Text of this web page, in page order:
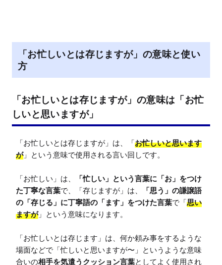
「お忙しいとは存じますが」の意味と使い
方
「お忙しいとは存じますが」の意味は「お忙
しいと思いますが」
「お忙しいとは存じますが」は、「お忙しいと思います
が」という意味で使用される言い回しです。
「お忙しい」は、
「忙しい」という言葉に「お」をつけ
た丁寧な言葉で、「存じますが」は、
「思う」の謙譲語
の「存じる」に丁寧語の「ます」をつけた言葉で「思い
ますが」という意味になります。
「お忙しいとは存じます」は、何か頼み事をするような
場面などで「忙しいと思いますが〜」というような意味
合いの相手を気遣うクッション言葉としてよく使用され